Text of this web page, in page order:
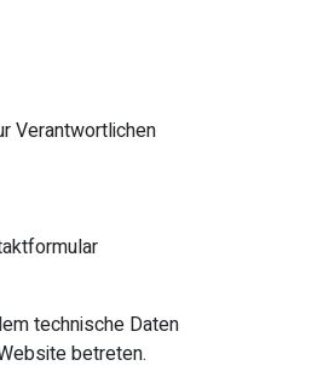
Verantwortlichen
technische Daten
betreten.